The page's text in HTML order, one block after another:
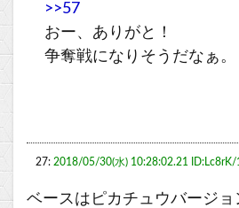
>>57
おー、ありがと！
争奪戦になりそうだなぁ。
27: 2018/05/30(水) 10:28:02.21 ID:Lc8rK/
ベースはピカチュウバージョ